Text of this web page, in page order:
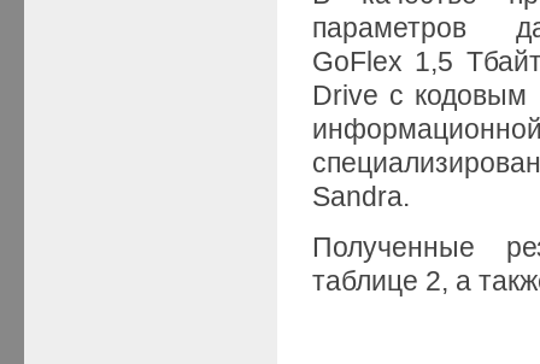
параметров
GoFlex 1,5
Drive с кодовым
Sandra.
Полученные
таблице 2, а